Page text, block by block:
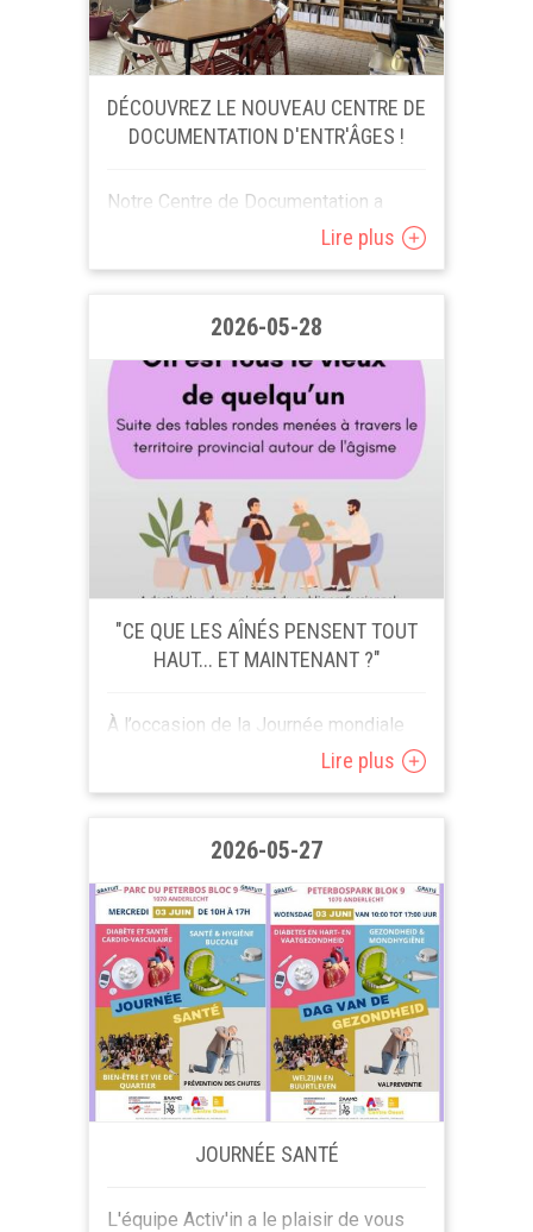
DÉCOUVREZ LE NOUVEAU CENTRE DE
DOCUMENTATION D'ENTR'ÂGES !
Notre Centre de Documentation a
déménagé au coeur du magnifique
la solidarité...
Lire plus
2026-05-28
"CE QUE LES AÎNÉS PENSENT TOUT
HAUT... ET MAINTENANT ?"
À l’occasion de la Journée mondiale
de lutte contre la maltraitance envers
Lire plus
2026-05-27
JOURNÉE SANTÉ
L'équipe Activ'in a le plaisir de vous